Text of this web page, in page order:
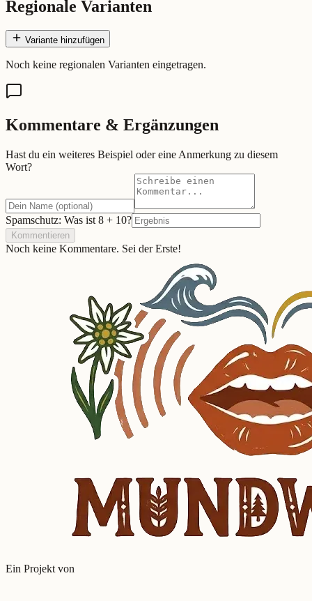
Regionale Varianten
Variante hinzufügen
Noch keine regionalen Varianten eingetragen.
Kommentare & Ergänzungen
Hast du ein weiteres Beispiel oder eine Anmerkung zu diesem
Wort?
Spamschutz: Was ist 8 + 10?
Kommentieren
Noch keine Kommentare. Sei der Erste!
Ein Projekt von